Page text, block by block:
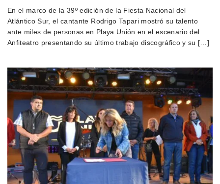
En el marco de la 39º edición de la Fiesta Nacional del
Atlántico Sur, el cantante Rodrigo Tapari mostró su talento
ante miles de personas en Playa Unión en el escenario del
Anfiteatro presentando su último trabajo discográfico y su […]